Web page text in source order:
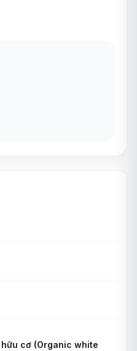
cơ (Organic white